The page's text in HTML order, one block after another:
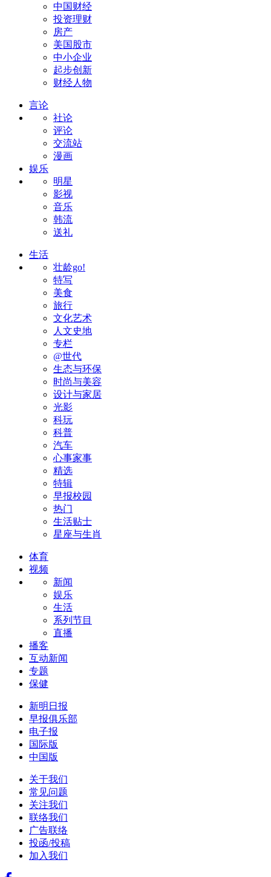
中国财经
投资理财
房产
美国股市
中小企业
起步创新
财经人物
言论
社论
评论
交流站
漫画
娱乐
明星
影视
音乐
韩流
送礼
生活
壮龄go!
特写
美食
旅行
文化艺术
人文史地
专栏
@世代
生态与环保
时尚与美容
设计与家居
光影
科玩
科普
汽车
心事家事
精选
特辑
早报校园
热门
生活贴士
星座与生肖
体育
视频
新闻
娱乐
生活
系列节目
直播
播客
互动新闻
专题
保健
新明日报
早报俱乐部
电子报
国际版
中国版
关于我们
常见问题
关注我们
联络我们
广告联络
投函/投稿
加入我们